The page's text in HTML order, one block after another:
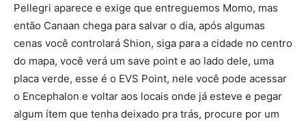
Pellegri aparece e exige que entreguemos Momo, mas
então Canaan chega para salvar o dia, após algumas
cenas você controlará Shion, siga para a cidade no centro
do mapa, você verá um save point e ao lado dele, uma
placa verde, esse é o EVS Point, nele você pode acessar
o Encephalon e voltar aos locais onde já esteve e pegar
algum ítem que tenha deixado pra trás, procure por um